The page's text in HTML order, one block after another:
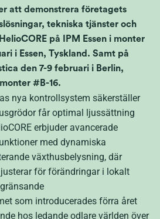
att demonstrera företagets
tekniska tjänster och
på IPM Essen i monter
i Essen, Tyskland. Samt på
den 7-9 februari i Berlin,
#B-16.
nya kontrollsystem säkerställer
får optimal ljussättning
erbjuder avancerade
med dynamiska
växthusbelysning, där
för förändringar i lokalt
som introducerades förra året
hos ledande odlare världen över